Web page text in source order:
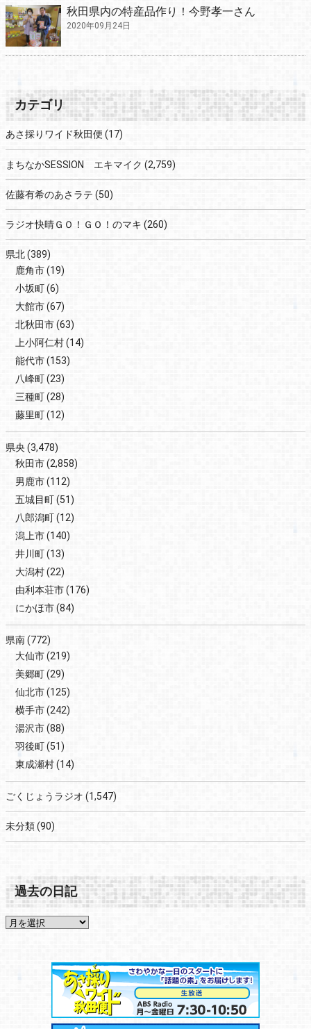
秋田県内の特産品作り！今野孝一さん
2020年09月24日
カテゴリ
あさ採りワイド秋田便 (17)
まちなかSESSION エキマイク (2,759)
佐藤有希のあさラテ (50)
ラジオ快晴ＧＯ！ＧＯ！のマキ (260)
県北(389)
鹿角市(19)
小坂町(6)
大館市(67)
北秋田市(63)
上小阿仁村(14)
能代市(153)
八峰町(23)
三種町(28)
藤里町(12)
県央 (3,478)
秋田市(2,858)
男鹿市(112)
五城目町(51)
八郎潟町(12)
潟上市(140)
井川町(13)
大潟村(22)
由利本荘市(176)
にかほ市(84)
県南(772)
大仙市(219)
美郷町(29)
仙北市(125)
横手市(242)
湯沢市(88)
羽後町(51)
東成瀬村(14)
ごくじょうラジオ (1,547)
未分類(90)
過去の日記